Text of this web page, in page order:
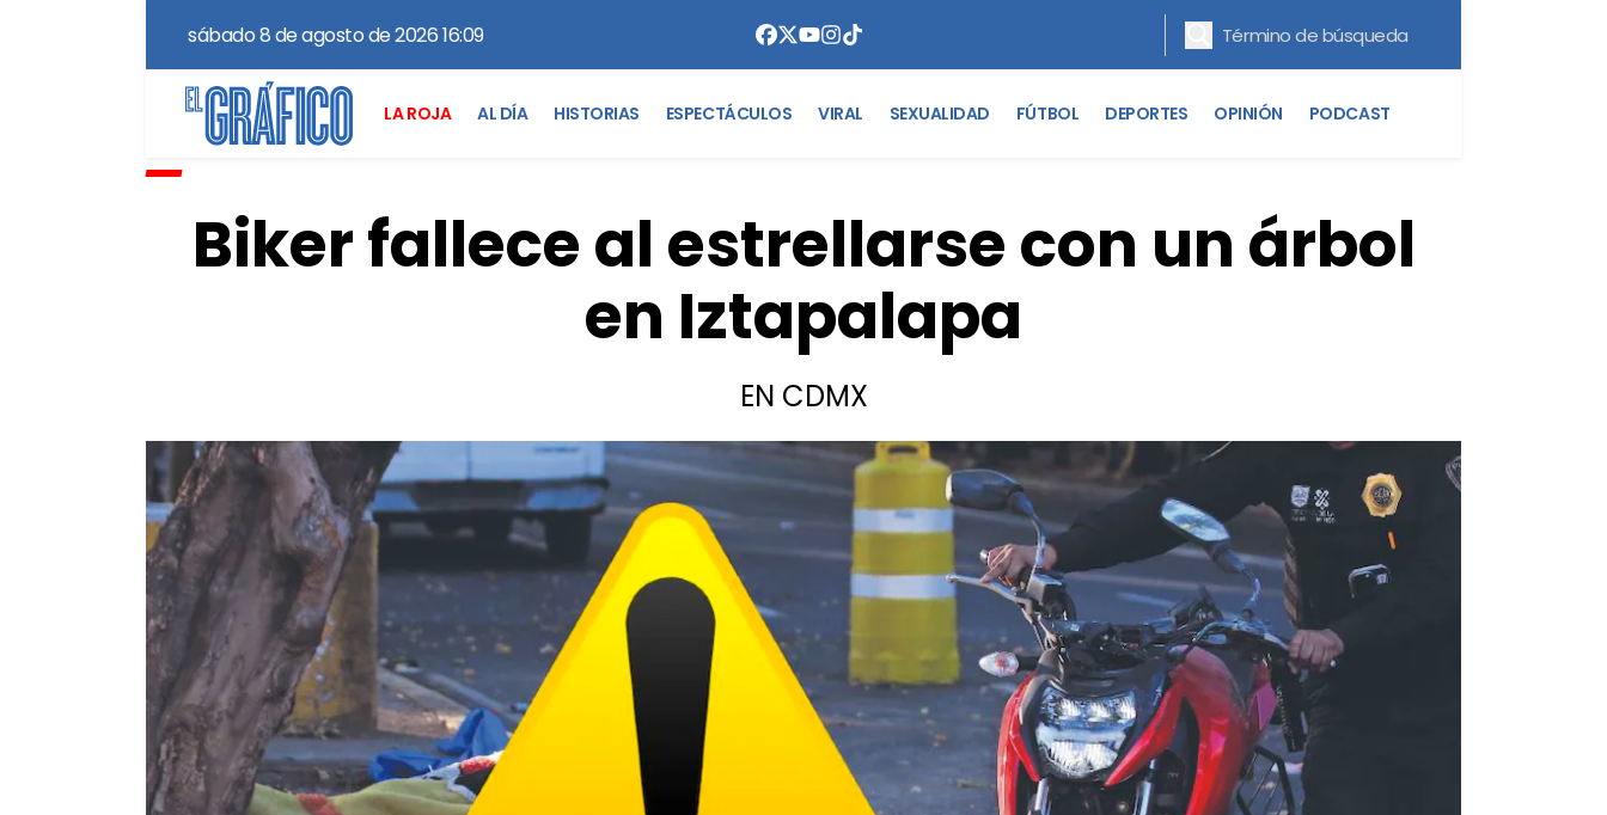
sábado 8 de agosto de 2026 16:09
LA ROJA AL DÍA HISTORIAS ESPECTÁCULOS VIRAL SEXUALIDAD FÚTBOL DEPORTES OPINIÓN PODCAST
Biker fallece al estrellarse con un árbol
en Iztapalapa
EN CDMX